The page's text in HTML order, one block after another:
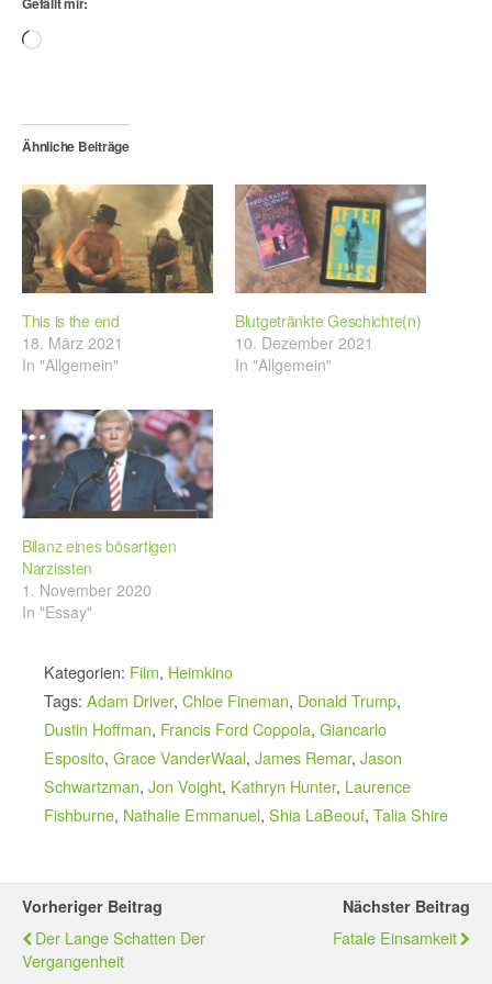
Wird
Ähnliche Beiträge
This is the end
18. März 2021
In "Allgemein"
Blutgetränkte Geschichte(n)
10. Dezember 2021
In "Allgemein"
Bilanz eines bösartigen
Narzissten
1. November 2020
In "Essay"
Kategorien: Film, Heimkino
Tags: Adam Driver, Chloe Fineman, Donald Trump,
Dustin Hoffman, Francis Ford Coppola, Giancarlo
Esposito, Grace VanderWaal, James Remar, Jason
Schwartzman, Jon Voight, Kathryn Hunter, Laurence
Fishburne, Nathalie Emmanuel, Shia LaBeouf, Talia Shire
Vorheriger Beitrag
Der Lange Schatten Der
Vergangenheit
Nächster Beitrag
Fatale Einsamkeit